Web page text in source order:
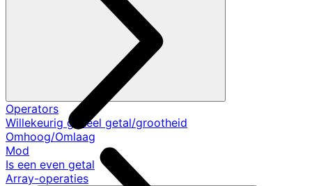
Operators
Willekeurig geheel getal/grootheid
Omhoog/Omlaag
Mod
Is een even getal
Array-operaties